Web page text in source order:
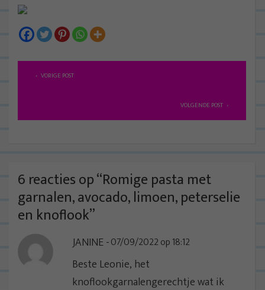
B
i
t
n
a
i
g
VORIGE POST
VOLGENDE POST
6 reacties op “Romige pasta met
garnalen, avocado, limoen, peterselie
en knoflook”
JANINE 07/09/2022 op 18:12
Beste Leonie, het
knoflookgarnalengerechtje wat ik